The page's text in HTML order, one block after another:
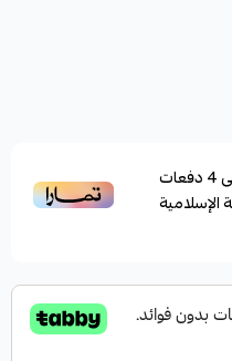
4دفعات
الإسلامية